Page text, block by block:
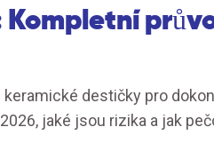
destičky pro
jaké jsou rizika a jak